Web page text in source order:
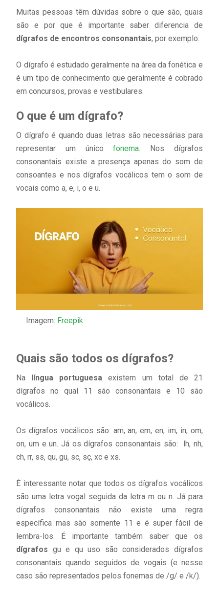
Muitas pessoas têm dúvidas sobre o que são, quais
são e por que é importante saber diferencia de
dígrafos de encontros consonantais, por exemplo.
O dígrafo é estudado geralmente na área da fonética e
é um tipo de conhecimento que geralmente é cobrado
em concursos, provas e vestibulares.
O que é um dígrafo?
O dígrafo é quando duas letras são necessárias para
representar um únicofonema. Nos dígrafos
consonantais existe a presença apenas do som de
consoantes e nos dígrafos vocálicos tem o som de
vocais como a, e, i, o e u.
Imagem: Freepik
Quais são todos os dígrafos?
Na língua portuguesa existem um total de 21
dígrafos no qual 11 são consonantais e 10 são
vocálicos.
Os dígrafos vocálicos são: am, an, em, en, im, in, om,
on, um e un. Já os dígrafos consonantais são: lh, nh,
ch, rr, ss, qu, gu, sc, sç, xc e xs.
É interessante notar que todos os dígrafos vocálicos
são uma letra vogal seguida da letra m ou n. Já para
dígrafos consonantais não existe uma regra
específica mas são somente 11 e é super fácil de
lembra-los. É importante também saber que os
dígrafos gu e qu uso são considerados dígrafos
consonantais quando seguidos de vogais (e nesse
caso são representados pelos fonemas de /g/ e /k/).